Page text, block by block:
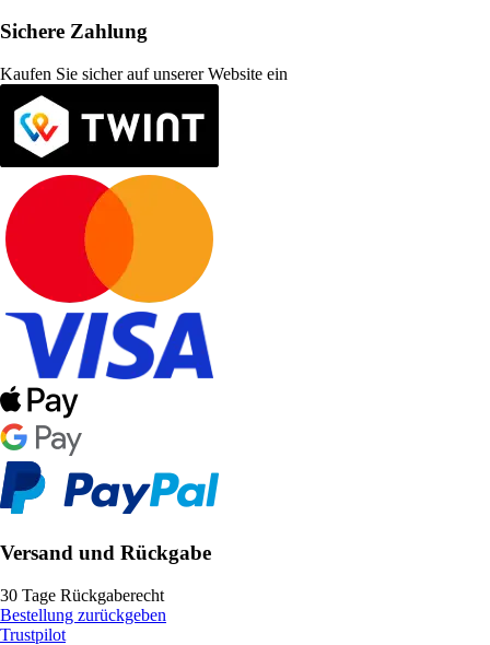
Sichere Zahlung
Kaufen Sie sicher auf unserer Website ein
Versand und Rückgabe
30 Tage Rückgaberecht
Bestellung zurückgeben
Trustpilot